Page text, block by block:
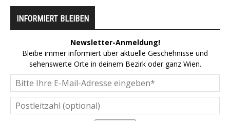
INFORMIERT BLEIBEN
Newsletter-Anmeldung!
Bleibe immer informiert über aktuelle Geschehnisse und
sehenswerte Orte in deinem Bezirk oder ganz Wien.